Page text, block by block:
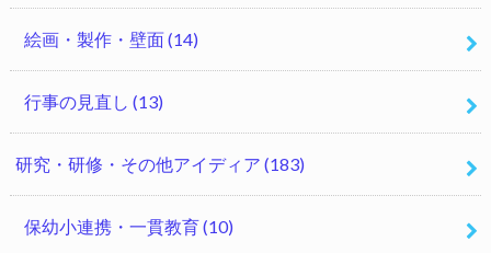
絵画・製作・壁面(14)
行事の見直し (13)
研究・研修・その他アイディア (183)
保幼小連携・一貫教育(10)